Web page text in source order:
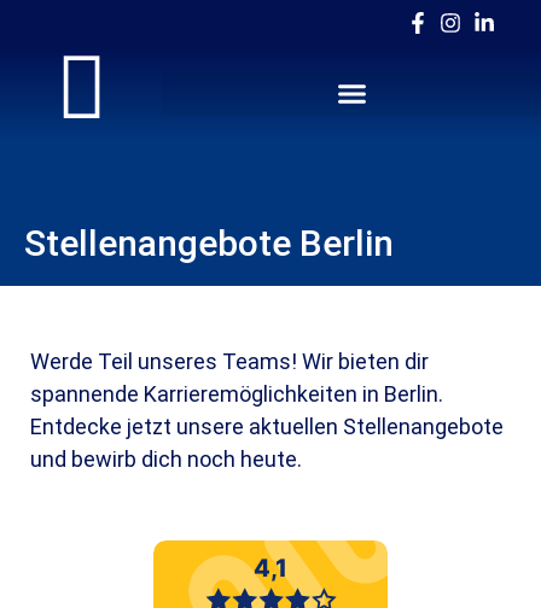
Stellenangebote Berlin
Werde Teil unseres Teams! Wir bieten dir
spannende Karrieremöglichkeiten in Berlin.
Entdecke jetzt unsere aktuellen Stellenangebote
und bewirb dich noch heute.